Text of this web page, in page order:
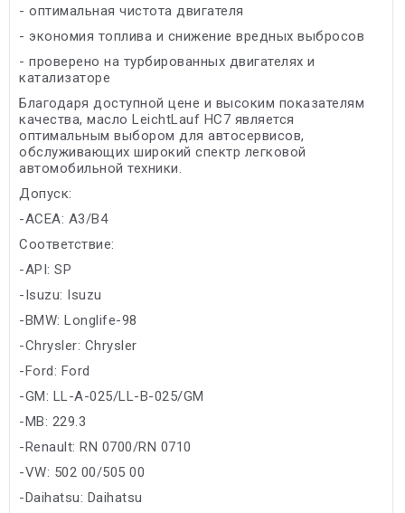
- оптимальная чистота двигателя
- экономия топлива и снижение вредных выбросов
- проверено на турбированных двигателях и
катализаторе
Благодаря доступной цене и высоким показателям
качества, масло LeichtLauf HC7 является
оптимальным выбором для автосервисов,
обслуживающих широкий спектр легковой
автомобильной техники.
Допуск:
-ACEA: A3/B4
Соответствие:
-API: SP
-Isuzu: Isuzu
-BMW: Longlife-98
-Chrysler: Chrysler
-Ford: Ford
-GM: LL-A-025/LL-B-025/GM
-MB: 229.3
-Renault: RN 0700/RN 0710
-VW: 502 00/505 00
-Daihatsu: Daihatsu